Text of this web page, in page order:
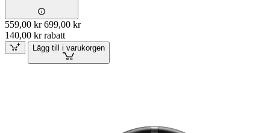
559,00 kr 699,00 kr
140,00 kr rabatt
Lägg till i varukorgen